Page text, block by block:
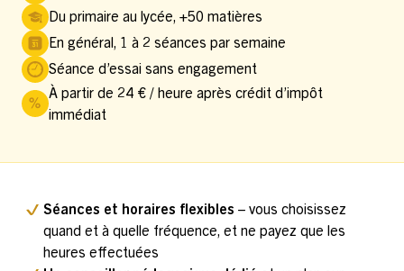
Du primaire au lycée, +50 matières
En général, 1 à 2 séances par semaine
Séance d’essai sans engagement
À partir de 24 € / heure après crédit d’impôt
immédiat
Séances et horaires flexibles – vous choisissez
quand et à quelle fréquence, et ne payez que les
heures effectuées